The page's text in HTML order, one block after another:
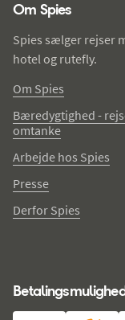
Om Spies
Spies sælger rejser
hotel og rutefly.
Om Spies
Bæredygtighed -
omtanke
Arbejde hos Spies
Presse
Derfor Spies